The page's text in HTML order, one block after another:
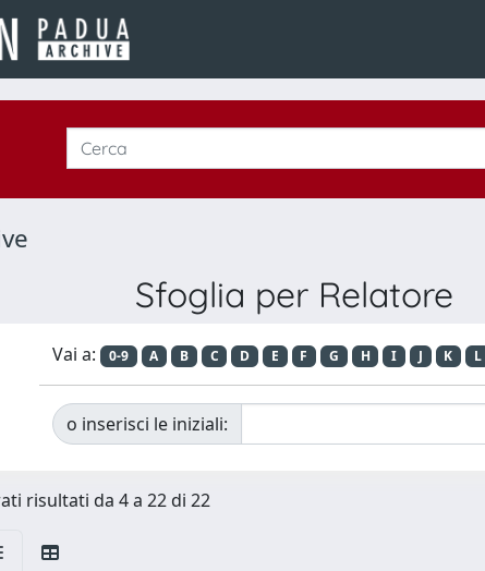
Sfoglia per Relatore
Vai a: 0-9 A B C D E F G H I J K L
o inserisci le iniziali:
risultati da 4 a 22 di 22